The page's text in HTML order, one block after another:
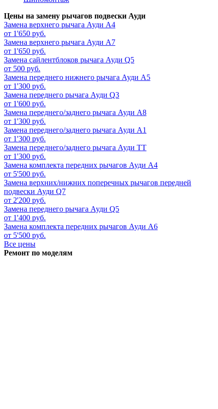
Цены на замену рычагов подвески Ауди
Замена верхнего рычага Ауди А4
от 1'650 руб.
Замена верхнего рычага Ауди А7
от 1'650 руб.
Замена сайлентблоков рычага Ауди Q5
от 500 руб.
Замена переднего нижнего рычага Ауди А5
от 1'300 руб.
Замена переднего рычага Ауди Q3
от 1'600 руб.
Замена переднего/заднего рычага Ауди А8
от 1'300 руб.
Замена переднего/заднего рычага Ауди А1
от 1'300 руб.
Замена переднего/заднего рычага Ауди ТТ
от 1'300 руб.
Замена комплекта передних рычагов Ауди А4
от 5'500 руб.
Замена верхних/нижних поперечных рычагов передней
подвески Ауди Q7
от 2'200 руб.
Замена переднего рычага Ауди Q5
от 1'400 руб.
Замена комплекта передних рычагов Ауди А6
от 5'500 руб.
Все цены
Ремонт по моделям